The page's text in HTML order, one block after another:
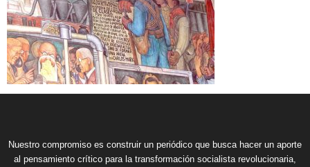
Nuestro compromiso es construir un periódico que busca hacer un aporte
al pensamiento crítico para la transformación socialista revolucionaria,